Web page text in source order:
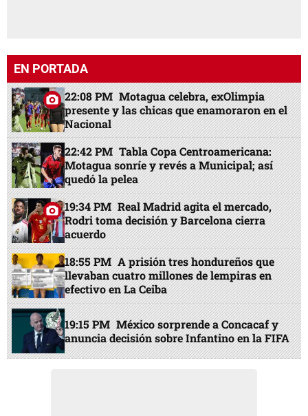
EN PORTADA
22:08 PM Motagua celebra, exOlimpia
presente y las chicas que enamoraron en el
Nacional
22:42 PM Tabla Copa Centroamericana:
Motagua sonríe y revés a Municipal; así
quedó la pelea
19:34 PM Real Madrid agita el mercado,
Rodri toma decisión y Barcelona cierra
acuerdo
18:55 PM A prisión tres hondureños que
llevaban cuatro millones de lempiras en
efectivo en La Ceiba
19:15 PM México sorprende a Concacaf y
anuncia decisión sobre Infantino en la FIFA